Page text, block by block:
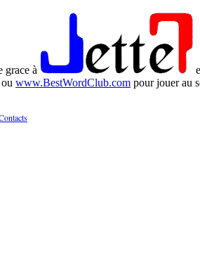
grace à
ou www.BestWordClub.com pour jouer au